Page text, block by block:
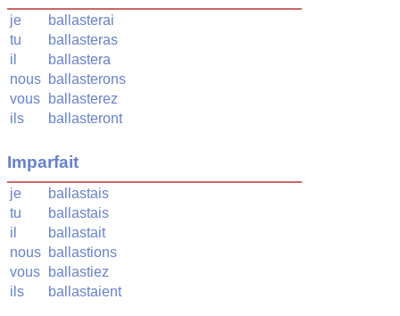
je
ballasterai
tu
ballasteras
il
ballastera
nous ballasterons
vous
ballasterez
ils
ballasteront
Imparfait
je
ballastais
tu
ballastais
il
ballastait
nous ballastions
vous
ballastiez
ils
ballastaient